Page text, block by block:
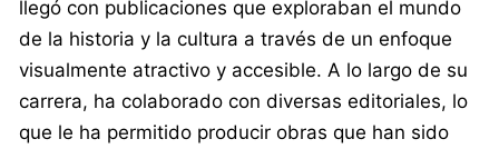
llegó con publicaciones que exploraban el mundo
de la historia y la cultura a través de un enfoque
visualmente atractivo y accesible. A lo largo de su
carrera, ha colaborado con diversas editoriales, lo
que le ha permitido producir obras que han sido